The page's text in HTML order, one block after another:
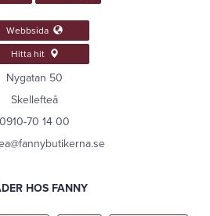
Webbsida
Hitta hit
Nygatan 50
Skellefteå
0910-70 14 00
HOS FANNY